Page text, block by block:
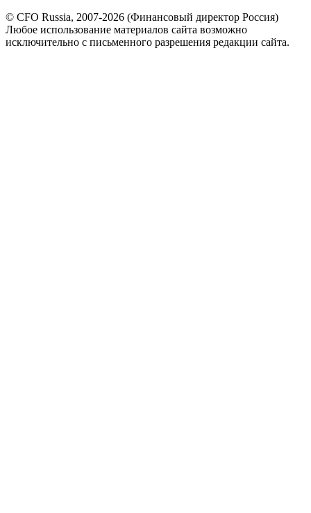
© CFO Russia, 2007-2026 (Финансовый директор Россия)
Любое использование материалов сайта возможно
исключительно с письменного разрешения редакции сайта.